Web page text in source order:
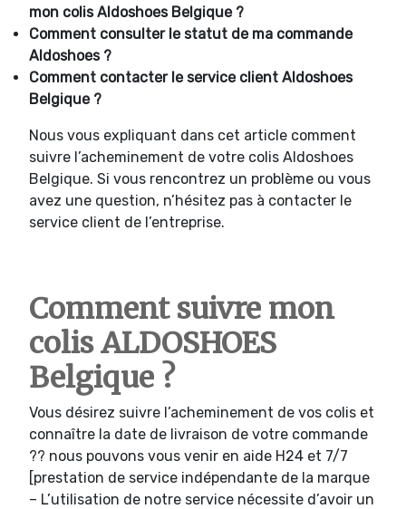
mon colis Aldoshoes Belgique ?
Comment consulter le statut de ma commande
Aldoshoes ?
Comment contacter le service client Aldoshoes
Belgique ?
Nous vous expliquant dans cet article comment
suivre l’acheminement de votre colis Aldoshoes
Belgique. Si vous rencontrez un problème ou vous
avez une question, n’hésitez pas à contacter le
service client de l’entreprise.
Comment suivre mon
colis ALDOSHOES
Belgique ?
Vous désirez suivre l’acheminement de vos colis et
connaître la date de livraison de votre commande
?? nous pouvons vous venir en aide H24 et 7/7
[prestation de service indépendante de la marque
– L’utilisation de notre service nécessite d’avoir un